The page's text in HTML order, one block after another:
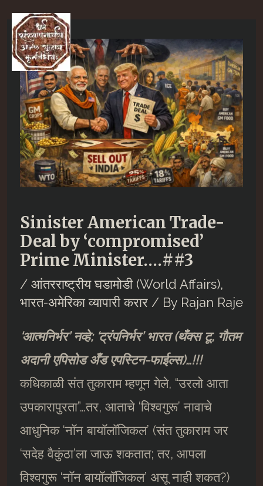
Skip
content
Sinister American Trade-
Deal by ‘compromised’
Prime Minister….##3
/ आंतरराष्ट्रीय घडामोडी (World Affairs),
भारत-अमेरिका व्यापारी करार/ By Rajan Raje
‘आत्मनिर्भर’ नव्हे; ‘ट्रंपनिर्भर’ भारत (थँक्स टू, गौतम
अदानी एपिसोड अँड एपस्टिन-फाईल्स)…!!!
कधिकाळी संत तुकाराम म्हणून गेले, “उरलो आता
उपकारापुरता”…तर, आताचे ‘विश्वगुरू’ नावाचे
आधुनिक ‘नाॅन बायाॅलाॅजिकल’ (संत तुकाराम जर
‘सदेह वैकुंठा’ला जाऊ शकतात; तर, आपला
विश्वगुरू ‘नाॅन बायाॅलाॅजिकल’ असू नाही शकत?)